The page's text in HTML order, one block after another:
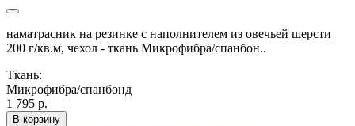
наматрасник на резинке с наполнителем из овечьей шерсти
200 г/кв.м, чехол - ткань Микрофибра/спанбон..
Ткань:
Микрофибра/спанбонд
1 795 р.
В корзину